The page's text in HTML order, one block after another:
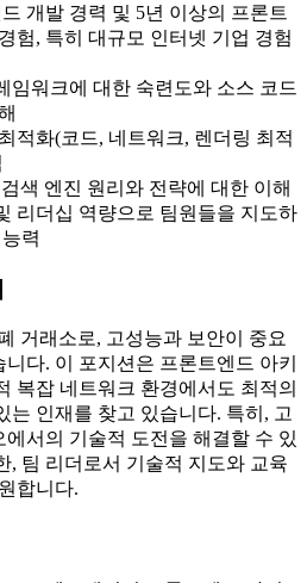
개발 경력 및 5년 이상의 프론트
험, 특히 대규모 인터넷 기업 경험
임워크에 대한 숙련도와 소스 코드
적화(코드, 네트워크, 렌더링 최적
색 엔진 원리와 전략에 대한 이해
리더십 역량으로 팀원들을 지도하
력
거래소로, 고성능과 보안이 중요
다. 이 포지션은 프론트엔드 아키
복잡 네트워크 환경에서도 최적의
는 인재를 찾고 있습니다. 특히, 고
서의 기술적 도전을 해결할 수 있
, 팀 리더로서 기술적 지도와 교육
합니다.